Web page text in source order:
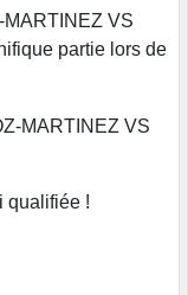
VS
partie lors de
MARTINEZ VS
qualifiée !